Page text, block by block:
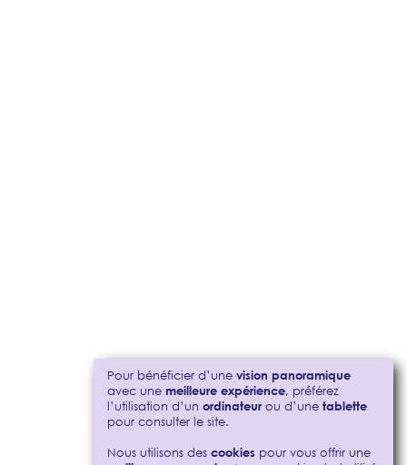
Pour bénéficier d’une vision panoramique
avec une meilleure expérience, préférez
l’utilisation d’un ordinateurou d’une tablette
pour consulter le site.
Nous utilisons des cookiespour vous offrir une